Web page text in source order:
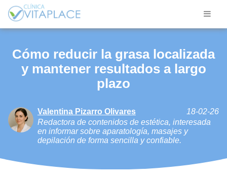
Cómo reducir la grasa localizada
y mantener resultados a largo
plazo
Valentina Pizarro Olivares
18-02-26
Redactora de contenidos de estética, interesada
en informar sobre aparatología, masajes y
depilación de forma sencilla y confiable.